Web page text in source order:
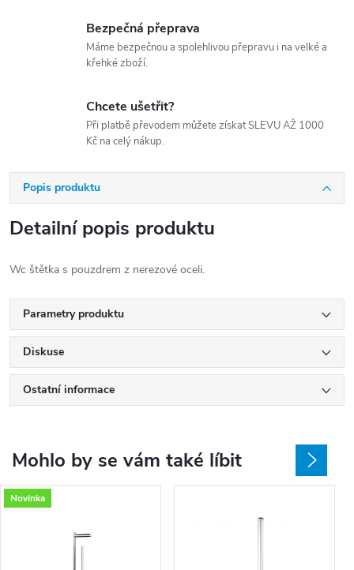
Bezpečná přeprava
Máme bezpečnou a spolehlivou přepravu i na velké a
křehké zboží.
Chcete ušetřit?
Při platbě převodem můžete získat SLEVU AŽ 1000
Kč na celý nákup.
Popis produktu
Detailní popis produktu
Wc štětka s pouzdrem z nerezové oceli.
Parametry produktu
Diskuse
Ostatní informace
Mohlo by se vám také líbit
Novinka